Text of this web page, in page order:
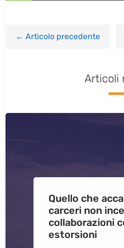
←Articolo precedente
Articoli
Quello che
carceri non
collaborazioni
estorsioni